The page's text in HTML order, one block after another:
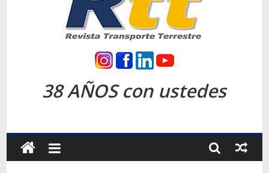
SINOTRUK Pick-ups presentó la recién estrenada Bolden en
la Expo Compras Públicas 2026
Revista
Transporte
Terrestre
38 AÑOS con ustedes